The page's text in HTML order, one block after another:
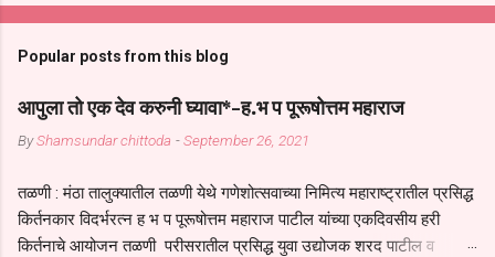
Popular posts from this blog
आपुला तो एक देव करुनी घ्यावा*-ह.भ प पूरूषोत्तम महाराज
ByShamsundar chittoda -September 26, 2021
तळणी : मंठा तालुक्यातील तळणी येथे गणेशोत्सवाच्या निमित्य महाराष्ट्रातील प्रसिद्ध
किर्तनकार विदर्भरत्न ह भ प पूरूषोत्तम महाराज पाटील यांच्या एकदिवसीय हरी
किर्तनाचे आयोजन तळणी परीसरातील प्रसिद्ध युवा उद्योजक शरद पाटील व